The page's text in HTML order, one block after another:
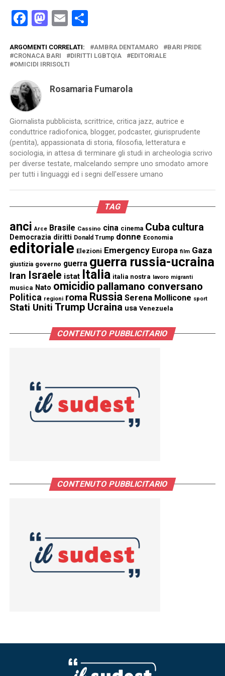
Facebook
Mastodon
EmailCondividi
ARGOMENTI CORRELATI: AMBRA DENTAMARO
BARI PRIDE
CRONACA BARI
DIRITTI LGBTQIA
EDITORIALE
OMICIDI IRRISOLTI
Rosamaria Fumarola
Giornalista pubblicista, scrittrice, critica jazz, autrice e
conduttrice radiofonica, blogger, podcaster, giurisprudente
(pentita), appassionata di storia, filosofia, letteratura e
sociologia, in attesa di terminare gli studi in archeologia scrivo
per diverse testate, malcelando sempre uno smodato amore
per tutti i linguaggi ed i segni dell'essere umano
TAG
anci Arce Brasile Cassino cina cinema Cuba cultura
Democrazia diritti Donald Trump donne Economia
editoriale Elezioni Emergency Europa film Gaza
giustizia governo guerra guerra russia-ucraina
Iran Israele istat Italia italia nostra lavoro migranti
musica Nato omicidio pallamano conversano
Politica regioni roma Russia Serena Mollicone sport
Stati Uniti Trump Ucraina usa Venezuela
CONTENUTO PUBBLICITARIO
CONTENUTO PUBBLICITARIO